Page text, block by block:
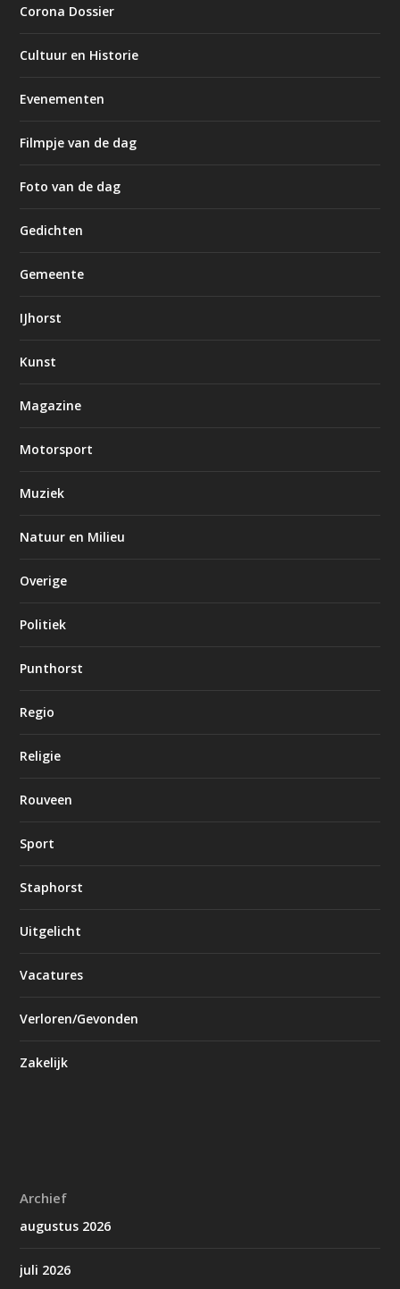
Corona Dossier
Cultuur en Historie
Evenementen
Filmpje van de dag
Foto van de dag
Gedichten
Gemeente
IJhorst
Kunst
Magazine
Motorsport
Muziek
Natuur en Milieu
Overige
Politiek
Punthorst
Regio
Religie
Rouveen
Sport
Staphorst
Uitgelicht
Vacatures
Verloren/Gevonden
Zakelijk
Archief
augustus 2026
juli 2026